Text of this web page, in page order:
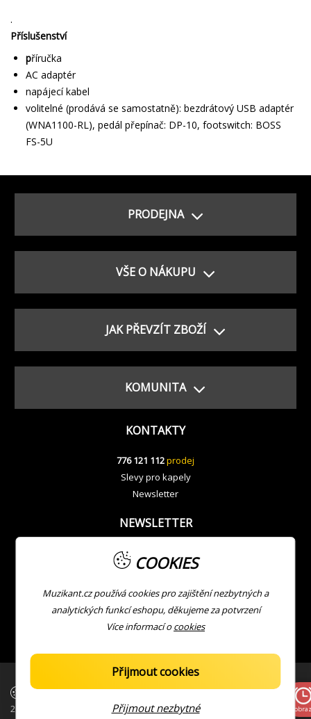
.
Příslušenství
příručka
AC adaptér
napájecí kabel
volitelné (prodává se samostatně): bezdrátový USB adaptér
(WNA1100-RL), pedál přepínač: DP-10, footswitch: BOSS
FS-5U
PRODEJNA
VŠE O NÁKUPU
JAK PŘEVZÍT ZBOŽÍ
KOMUNITA
KONTAKTY
776 121 112prodej
Slevy pro kapely
Newsletter
NEWSLETTER
| Copyright © Muzikant
2026
Developed with ❤ by JV
COOKIES
Muzikant.cz používá cookies pro zajištění nezbytných a
analytických funkcí eshopu, děkujeme za potvrzení
Více informací ocookies
Přijmout cookies
Přijmout nezbytné